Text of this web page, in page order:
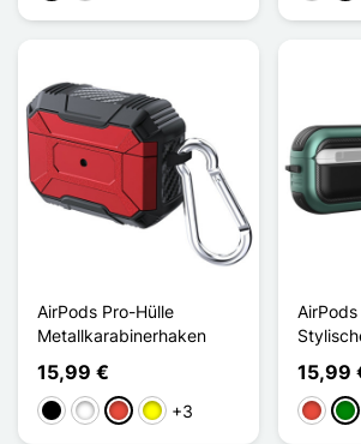
AirPods Pro-Hülle
Metallkarabinerhaken
15,99 €
Schwarz
WeißRot Gelb+3
15,99
Rot